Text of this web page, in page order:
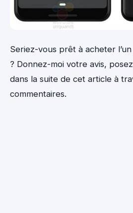
Seriez-vous prêt à acheter
? Donnez-moi votre avis,
dans la suite de cet article à
commentaires.